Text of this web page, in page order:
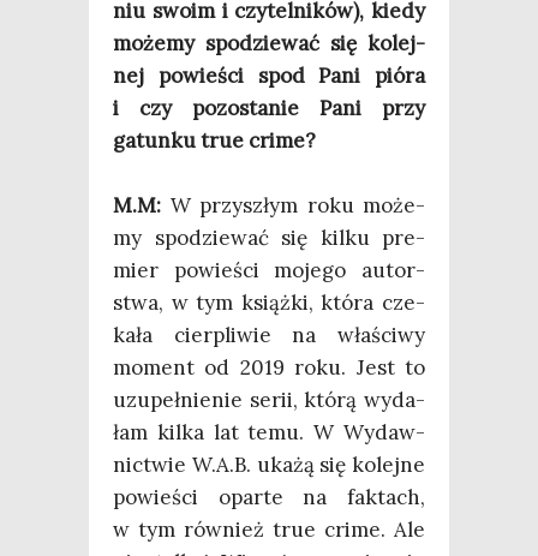
niu swo­im i czy­tel­ni­ków), kie­dy
może­my spo­dzie­wać się kolej­
nej powie­ści spod Pani pió­ra
i czy pozo­sta­nie Pani przy
gatun­ku true cri­me?
M.M: W przy­szłym roku może­
my spo­dzie­wać się kil­ku pre­
mier powie­ści moje­go autor­
stwa, w tym książ­ki, któ­ra cze­
ka­ła cier­pli­wie na wła­ści­wy
moment od 2019 roku. Jest to
uzu­peł­nie­nie serii, któ­rą wyda­
łam kil­ka lat temu. W Wydaw­
nic­twie W.A.B. uka­żą się kolej­ne
powie­ści opar­te na fak­tach,
w tym rów­nież true cri­me. Ale